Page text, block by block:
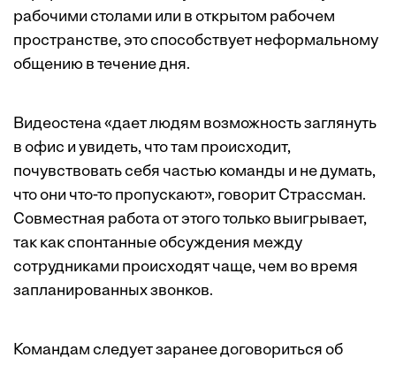
рабочими столами или в открытом рабочем
пространстве, это способствует неформальному
общению в течение дня.
Видеостена «дает людям возможность заглянуть
в офис и увидеть, что там происходит,
почувствовать себя частью команды и не думать,
что они что-то пропускают», говорит Страссман.
Совместная работа от этого только выигрывает,
так как спонтанные обсуждения между
сотрудниками происходят чаще, чем во время
запланированных звонков.
Командам следует заранее договориться об